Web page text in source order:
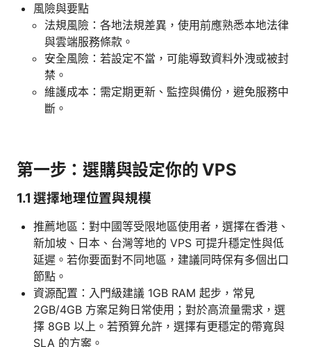
風險與要點
法規風險：各地法規差異，使用前應熟悉本地法律
與雲端服務條款。
安全風險：若設定不當，可能導致資料外洩或被封
禁。
維護成本：需定期更新、監控與備份，避免服務中
斷。
第一步：選購與設定你的 VPS
1.1 選擇地理位置與規模
推薦地區：對中國等受限地區使用者，選擇在香港、
新加坡、日本、台灣等地的 VPS 可提升穩定性與低
延遲。若你要面對不同地區，建議同時保有多個出口
節點。
資源配置：入門級建議 1GB RAM 起步，常見
2GB/4GB 方案足夠日常使用；對於高流量需求，選
擇 8GB 以上。若預算允許，選擇有更穩定的帶寬與
SLA 的方案。